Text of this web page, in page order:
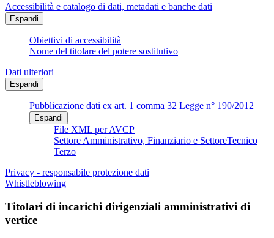
Accessibilità e catalogo di dati, metadati e banche dati
Espandi
Obiettivi di accessibilità
Nome del titolare del potere sostitutivo
Dati ulteriori
Espandi
Pubblicazione dati ex art. 1 comma 32 Legge n° 190/2012
Espandi
File XML per AVCP
Settore Amministrativo, Finanziario e SettoreTecnico
Terzo
Privacy - responsabile protezione dati
Whistleblowing
Titolari di incarichi dirigenziali amministrativi di
vertice